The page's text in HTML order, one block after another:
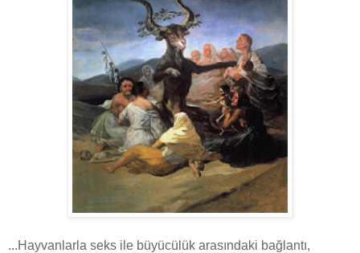
...Hayvanlarla seks ile büyücülük arasındaki bağlantı,